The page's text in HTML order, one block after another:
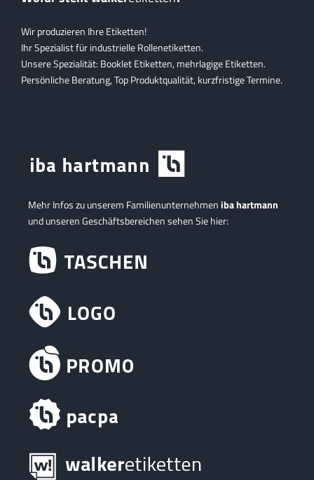
Wir produzieren Ihre Etiketten!
Ihr Spezialist für industrielle Rollenetiketten.
Unsere Spezialität: Booklet Etiketten, mehrlagige Etiketten.
Persönliche Beratung, Top Produktqualität, kurzfristige Termine.
Mehr Infos zu unserem Familienunternehmeniba hartmann
und unseren Geschäftsbereichen sehen Sie hier: